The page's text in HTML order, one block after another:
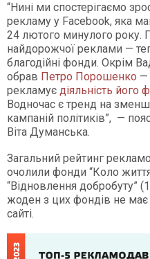
“Нині ми спостерігаємо
рекламу у Facebook, яка
24 лютого минулого року.
найдорожчої реклами —
благодійні фонди. Окрім
обрав Петро Порошенко —
рекламує діяльність його
Водночас є тренд на
кампаній політиків”, —
Віта Думанська.
Загальний рейтинг
очолили фонди “Коло
“Відновлення добробуту”
жоден з цих фондів не має
сайті.